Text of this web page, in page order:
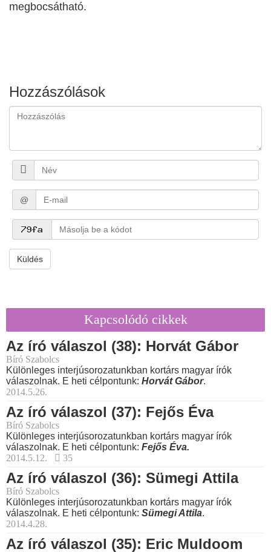
megbocsátható.
Hozzászólások
@
Küldés
Kapcsolódó cikkek
Az író válaszol (38): Horvát Gábor
Bíró Szabolcs
Különleges interjúsorozatunkban kortárs magyar írók
válaszolnak. E heti célpontunk: Horvát Gábor.
2014.5.26.
Az író válaszol (37): Fejős Éva
Bíró Szabolcs
Különleges interjúsorozatunkban kortárs magyar írók
válaszolnak. E heti célpontunk: Fejős Éva.
2014.5.12.
35
Az író válaszol (36): Sümegi Attila
Bíró Szabolcs
Különleges interjúsorozatunkban kortárs magyar írók
válaszolnak. E heti célpontunk: Sümegi Attila.
2014.4.28.
Az író válaszol (35): Eric Muldoom